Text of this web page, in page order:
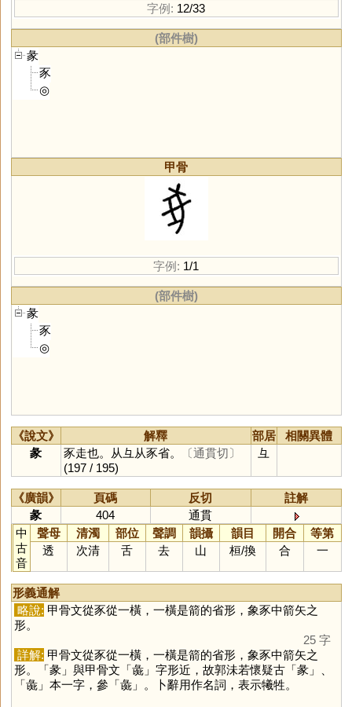
字例: 12/33
(部件樹)
彖
豕
◎
甲骨
字例: 1/1
(部件樹)
彖
豕
◎
《說文》 解釋 部居
相關異體
彖
豕走也。从彑从豕省。
〔通貫切〕
(197 / 195)
彑
《廣韻》 頁碼 反切
註解
彖
404
通貫
中
古
音
聲母 清濁 部位 聲調 韻攝 韻目 開合
等第
透
次清 舌 去 山 桓/換 合 一
形義通解
略說: 甲骨文從豕從一橫，一橫是箭的省形，象豕中箭矢之
形。
25 字
詳解: 甲骨文從豕從一橫，一橫是箭的省形，象豕中箭矢之
形。「彖」與甲骨文「彘」字形近，故郭沬若懷疑古「彖」、
「彘」本一字，參「彘」。卜辭用作名詞，表示犧牲。